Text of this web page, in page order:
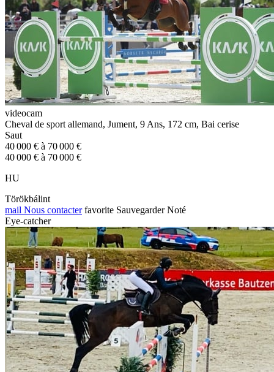
videocam
Cheval de sport allemand, Jument, 9 Ans, 172 cm, Bai cerise
Saut
40 000 € à 70 000 €
40 000 € à 70 000 €
HU
Törökbálint
mail Nous contacter favorite Sauvegarder Noté
Eye-catcher